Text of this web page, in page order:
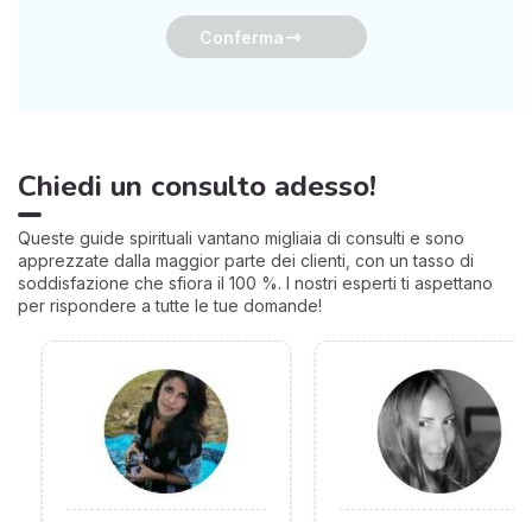
Conferma
Chiedi un consulto adesso!
Queste guide spirituali vantano migliaia di consulti e sono
apprezzate dalla maggior parte dei clienti, con un tasso di
soddisfazione che sfiora il 100 %. I nostri esperti ti aspettano
per rispondere a tutte le tue domande!